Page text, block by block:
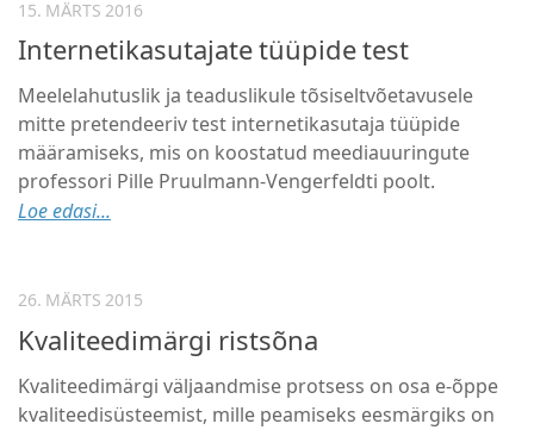
15. MÄRTS 2016
Internetikasutajate tüüpide test
Meelelahutuslik ja teaduslikule tõsiseltvõetavusele
mitte pretendeeriv test internetikasutaja tüüpide
määramiseks, mis on koostatud meediauuringute
professori Pille Pruulmann-Vengerfeldti poolt.
Loe edasi...
26. MÄRTS 2015
Kvaliteedimärgi ristsõna
Kvaliteedimärgi väljaandmise protsess on osa e-õppe
kvaliteedisüsteemist, mille peamiseks eesmärgiks on